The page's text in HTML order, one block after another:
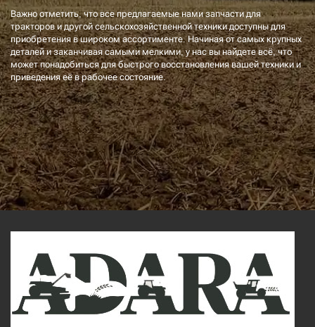
Важно отметить, что все предлагаемые нами запчасти для
тракторов и другой сельскохозяйственной техники доступны для
приобретения в широком ассортименте. Начиная от самых крупных
деталей и заканчивая самыми мелкими, у нас вы найдете всё, что
может понадобиться для быстрого восстановления вашей техники и
приведения её в рабочее состояние.